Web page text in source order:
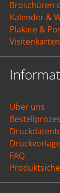
Broschüren
Kalender &
Plakate &
Über uns
FAQ